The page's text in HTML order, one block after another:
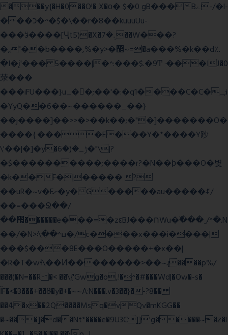
���y{�H�0��O!� X�о� $�0 gB���Bے-/�l-
���כ�^�$�\��r�8��kuuuUu-
���ӭ����[Ҷt5)�X�܉�7��W���?
�,"��b����,%�y>�޼~=�a���%�k��d؉
�I�į'��� 5����|�^:���$.�9Ͳ ·���IJ�0
荥���
���iFU���}u_��;��'�:�q1����C�C�_;i
�YyQ��6��~������_��}
��j����]��>>�>��k��;�"�]�������O�
����{ ����E���Y�*����Y䟞
\'��|�]�y�ݱ_�(�6�"\|?
�$����������;����r?�N��ϸ���O�볓
�k��F�|����� ?
��uR�~v�Fށ�y�G�����au�����ꑷ/
��=���Ջ��/
��՗������e���=�zεBJ���חWu�߰���˯/^�.N
��/�N>ߎ^��\܃�/c����x���i����|
���$���ܿ8E���O�����+�x��|
�R�T�wɬ\� �И��������>��~ɻ����p%/
���(�N=��R �< ��\{'Gwg�o,!�^�#���Wd|�Ow�-s�
ĬF�<�3���+��8ͣ�y�+�~~A:N���.v�3��}�-?8��
��4�x��2Q����Msq�vQv�mKGG��
�~���]�d��Nt*����e�9U3C]]'g�����~�ƶ�l